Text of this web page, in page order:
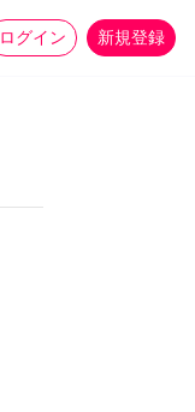
ログイン 新規登録